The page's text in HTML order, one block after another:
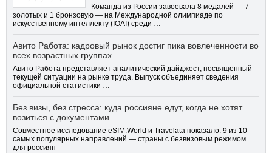
Команда из России завоевала 8 медалей — 7
золотых и 1 бронзовую — на Международной олимпиаде по
искусственному интеллекту (IOAI) среди …
Авито Работа: кадровый рынок достиг пика вовлеченности во
всех возрастных группах
Авито Работа представляет аналитический дайджест, посвященный
текущей ситуации на рынке труда. Выпуск объединяет сведения
официальной статистики …
Без визы, без стресса: куда россияне едут, когда не хотят
возиться с документами
Совместное исследование eSIM.World и Travelata показало: 9 из 10
самых популярных направлений — страны с безвизовым режимом
для россиян